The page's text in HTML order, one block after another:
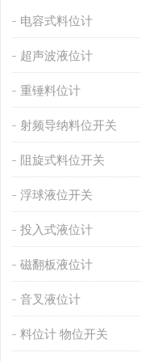
电容式料位计
超声波液位计
重锤料位计
射频导纳料位开关
阻旋式料位开关
浮球液位开关
投入式液位计
磁翻板液位计
音叉液位计
料位计 物位开关